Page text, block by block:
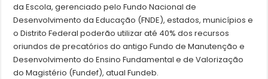
da Escola, gerenciado pelo Fundo Nacional de
Desenvolvimento da Educação (FNDE), estados, municípios e
o Distrito Federal poderão utilizar até 40% dos recursos
oriundos de precatórios do antigo Fundo de Manutenção e
Desenvolvimento do Ensino Fundamental e de Valorização
do Magistério (Fundef), atual Fundeb.